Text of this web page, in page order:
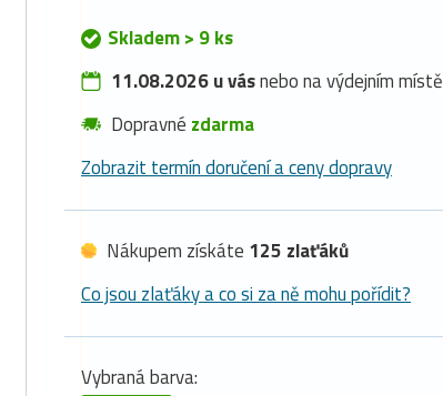
Skladem > 9 ks
11.08.2026 u vásnebo na výdejním místě
Dopravné zdarma
Zobrazit termín doručení a ceny dopravy
Nákupem získáte 125 zlaťáků
Co jsou zlaťáky a co si za ně mohu pořídit?
Vybraná barva: